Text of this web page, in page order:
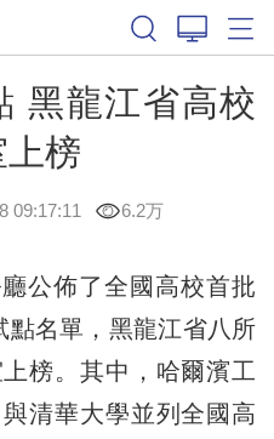
黑龍江省高校
榜
09:17:11 6.2万
佈了全國高校首批
點名單，黑龍江省八所
榜。其中，哈爾濱工
清華大學並列全國高